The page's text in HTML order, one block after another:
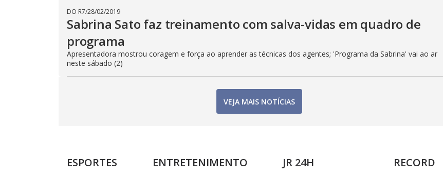
DO R7/28/02/2019
Sabrina Sato faz treinamento com salva-vidas em quadro de
programa
Apresentadora mostrou coragem e força ao aprender as técnicas dos agentes; 'Programa da Sabrina' vai ao ar
neste sábado (2)
VEJA MAIS NOTÍCIAS
ESPORTES ENTRETENIMENTO JR 24H RECORD